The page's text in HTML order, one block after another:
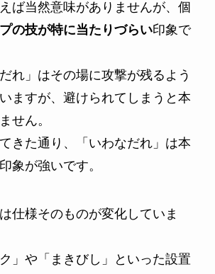
ば当然意味がありませんが、個
の技が特に当たりづらい印象で
れ」はその場に攻撃が残るよう
ますが、避けられてしまうと本
せん。
きた通り、「いわなだれ」は本
象が強いです。
仕様そのものが変化していま
」や「まきびし」といった設置